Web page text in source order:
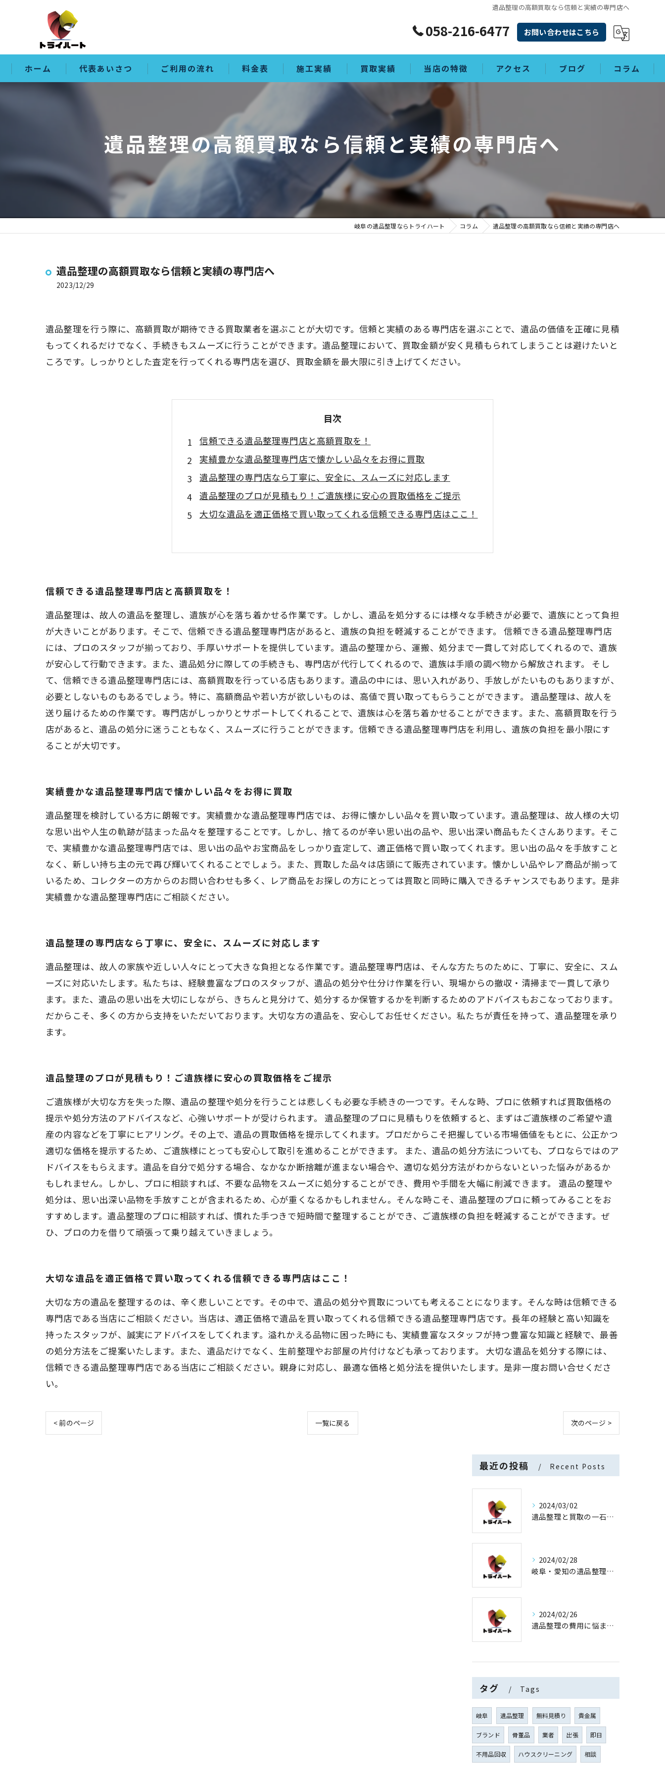
遺品整理の高額買取なら信頼と実績の専門店へ
058-216-6477 お問い合わせはこちら
ホーム 代表あいさつ ご利用の流れ 料金表 施工実績 買取実績 当店の特徴
買取
ゴミ屋敷
片付け
空き家
アクセス ブログ コラム
遺品整理の高額買取なら信頼と実績の専門店へ
岐阜の遺品整理ならトライハート コラム 遺品整理の高額買取なら信頼と実績の専門店へ
遺品整理の高額買取なら信頼と実績の専門店へ
2023/12/29
遺品整理を行う際に、高額買取が期待できる買取業者を選ぶことが大切です。信頼と実績のある専門店を選ぶことで、遺品の価値を正確に見積
もってくれるだけでなく、手続きもスムーズに行うことができます。遺品整理において、買取金額が安く見積もられてしまうことは避けたいと
ころです。しっかりとした査定を行ってくれる専門店を選び、買取金額を最大限に引き上げてください。
目次
信頼できる遺品整理専門店と高額買取を！
実績豊かな遺品整理専門店で懐かしい品々をお得に買取
遺品整理の専門店なら丁寧に、安全に、スムーズに対応します
遺品整理のプロが見積もり！ご遺族様に安心の買取価格をご提示
大切な遺品を適正価格で買い取ってくれる信頼できる専門店はここ！
信頼できる遺品整理専門店と高額買取を！
遺品整理は、故人の遺品を整理し、遺族が心を落ち着かせる作業です。しかし、遺品を処分するには様々な手続きが必要で、遺族にとって負担
が大きいことがあります。そこで、信頼できる遺品整理専門店があると、遺族の負担を軽減することができます。 信頼できる遺品整理専門店
には、プロのスタッフが揃っており、手厚いサポートを提供しています。遺品の整理から、運搬、処分まで一貫して対応してくれるので、遺族
が安心して行動できます。また、遺品処分に際しての手続きも、専門店が代行してくれるので、遺族は手順の調べ物から解放されます。 そし
て、信頼できる遺品整理専門店には、高額買取を行っている店もあります。遺品の中には、思い入れがあり、手放しがたいものもありますが、
必要としないものもあるでしょう。特に、高額商品や若い方が欲しいものは、高値で買い取ってもらうことができます。 遺品整理は、故人を
送り届けるための作業です。専門店がしっかりとサポートしてくれることで、遺族は心を落ち着かせることができます。また、高額買取を行う
店があると、遺品の処分に迷うこともなく、スムーズに行うことができます。信頼できる遺品整理専門店を利用し、遺族の負担を最小限にす
ることが大切です。
実績豊かな遺品整理専門店で懐かしい品々をお得に買取
遺品整理を検討している方に朗報です。実績豊かな遺品整理専門店では、お得に懐かしい品々を買い取っています。遺品整理は、故人様の大切
な思い出や人生の軌跡が詰まった品々を整理することです。しかし、捨てるのが辛い思い出の品や、思い出深い商品もたくさんあります。そこ
で、実績豊かな遺品整理専門店では、思い出の品やお宝商品をしっかり査定して、適正価格で買い取ってくれます。思い出の品々を手放すこと
なく、新しい持ち主の元で再び輝いてくれることでしょう。また、買取した品々は店頭にて販売されています。懐かしい品やレア商品が揃って
いるため、コレクターの方からのお問い合わせも多く、レア商品をお探しの方にとっては買取と同時に購入できるチャンスでもあります。是非
実績豊かな遺品整理専門店にご相談ください。
遺品整理の専門店なら丁寧に、安全に、スムーズに対応します
遺品整理は、故人の家族や近しい人々にとって大きな負担となる作業です。遺品整理専門店は、そんな方たちのために、丁寧に、安全に、スム
ーズに対応いたします。私たちは、経験豊富なプロのスタッフが、遺品の処分や仕分け作業を行い、現場からの撤収・清掃まで一貫して承り
ます。また、遺品の思い出を大切にしながら、きちんと見分けて、処分するか保管するかを判断するためのアドバイスもおこなっております。
だからこそ、多くの方から支持をいただいております。大切な方の遺品を、安心してお任せください。私たちが責任を持って、遺品整理を承り
ます。
遺品整理のプロが見積もり！ご遺族様に安心の買取価格をご提示
ご遺族様が大切な方を失った際、遺品の整理や処分を行うことは悲しくも必要な手続きの一つです。そんな時、プロに依頼すれば買取価格の
提示や処分方法のアドバイスなど、心強いサポートが受けられます。 遺品整理のプロに見積もりを依頼すると、まずはご遺族様のご希望や遺
産の内容などを丁寧にヒアリング。その上で、遺品の買取価格を提示してくれます。プロだからこそ把握している市場価値をもとに、公正かつ
適切な価格を提示するため、ご遺族様にとっても安心して取引を進めることができます。 また、遺品の処分方法についても、プロならではのア
ドバイスをもらえます。遺品を自分で処分する場合、なかなか断捨離が進まない場合や、適切な処分方法がわからないといった悩みがあるか
もしれません。しかし、プロに相談すれば、不要な品物をスムーズに処分することができ、費用や手間を大幅に削減できます。 遺品の整理や
処分は、思い出深い品物を手放すことが含まれるため、心が重くなるかもしれません。そんな時こそ、遺品整理のプロに頼ってみることをお
すすめします。遺品整理のプロに相談すれば、慣れた手つきで短時間で整理することができ、ご遺族様の負担を軽減することができます。ぜ
ひ、プロの力を借りて頑張って乗り越えていきましょう。
大切な遺品を適正価格で買い取ってくれる信頼できる専門店はここ！
大切な方の遺品を整理するのは、辛く悲しいことです。その中で、遺品の処分や買取についても考えることになります。そんな時は信頼できる
専門店である当店にご相談ください。当店は、適正価格で遺品を買い取ってくれる信頼できる遺品整理専門店です。長年の経験と高い知識を
持ったスタッフが、誠実にアドバイスをしてくれます。溢れかえる品物に困った時にも、実績豊富なスタッフが持つ豊富な知識と経験で、最善
の処分方法をご提案いたします。また、遺品だけでなく、生前整理やお部屋の片付けなども承っております。 大切な遺品を処分する際には、
信頼できる遺品整理専門店である当店にご相談ください。親身に対応し、最適な価格と処分法を提供いたします。是非一度お問い合せくださ
い。
< 前のページ 一覧に戻る 次のページ >
最近の投稿 Recent Posts
2024/03/02
遺品整理と買取の一石二鳥
2024/02/28
岐阜・愛知の遺品整理と買取専門店【査定士が高額買取】
2024/02/26
遺品整理の費用に悩まない！買取専門店運営の遺品整理
タグ Tags
岐阜 遺品整理 無料見積り 貴金属
ブランド 骨董品 業者 出張 即日
不用品回収 ハウスクリーニング 相談